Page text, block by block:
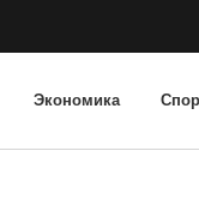
Экономика